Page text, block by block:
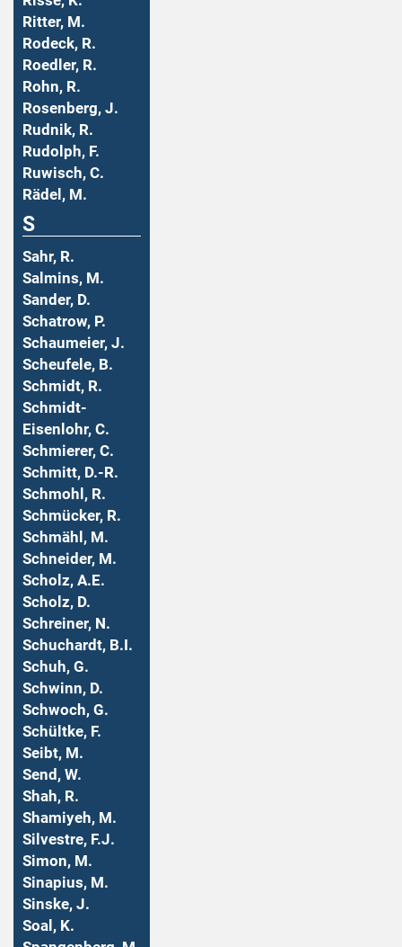
Ritter, M.
Rodeck, R.
Roedler, R.
Rohn, R.
Rosenberg, J.
Rudnik, R.
Rudolph, F.
Ruwisch, C.
Rädel, M.
S
Sahr, R.
Salmins, M.
Sander, D.
Schatrow, P.
Schaumeier, J.
Scheufele, B.
Schmidt, R.
Schmidt-
Eisenlohr, C.
Schmierer, C.
Schmitt, D.-R.
Schmohl, R.
Schmücker, R.
Schmähl, M.
Schneider, M.
Scholz, A.E.
Scholz, D.
Schreiner, N.
Schuchardt, B.I.
Schuh, G.
Schwinn, D.
Schwoch, G.
Schültke, F.
Seibt, M.
Send, W.
Shah, R.
Shamiyeh, M.
Silvestre, F.J.
Simon, M.
Sinapius, M.
Sinske, J.
Soal, K.